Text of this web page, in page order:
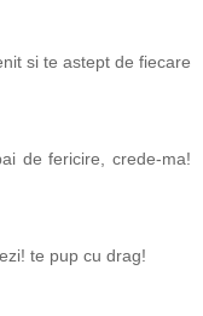
si te astept de fiecare
de fericire, crede-ma!
te pup cu drag!